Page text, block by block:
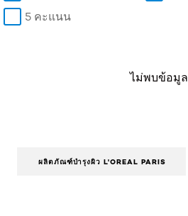
5 คะแนน
ไม่พบข้อมูล
ผลิตภัณฑ์บำรุงผิว L'OREAL PARIS